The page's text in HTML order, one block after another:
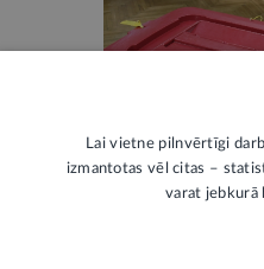
Apdraudējuma
Lai vietne pilnvērtīgi
izmantotas vēl citas –
varat jebkurā